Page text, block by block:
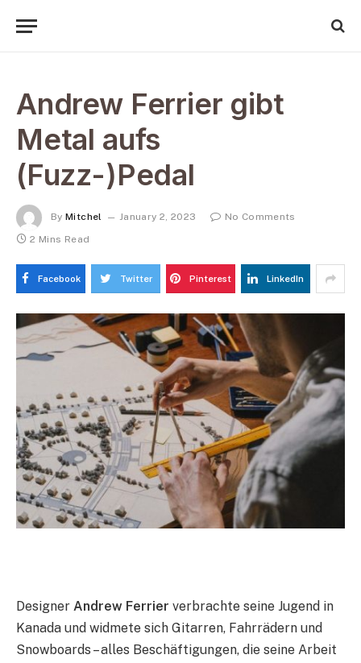
Andrew Ferrier gibt
Metal aufs
(Fuzz-)Pedal
By Mitchel January 2, 2023
No Comments
2 Mins Read
Facebook Twitter Pinterest LinkedIn
Designer Andrew Ferrier verbrachte seine Jugend in
Kanada und widmete sich Gitarren, Fahrrädern und
Snowboards – alles Beschäftigungen, die seine Arbeit